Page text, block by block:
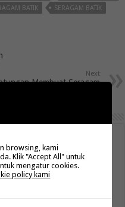
BATIK
SERAGAM BATIK
Next
Membuat Seragam
browsing, kami
Klik "Accept All" untuk
mengatur cookies.
policy kami